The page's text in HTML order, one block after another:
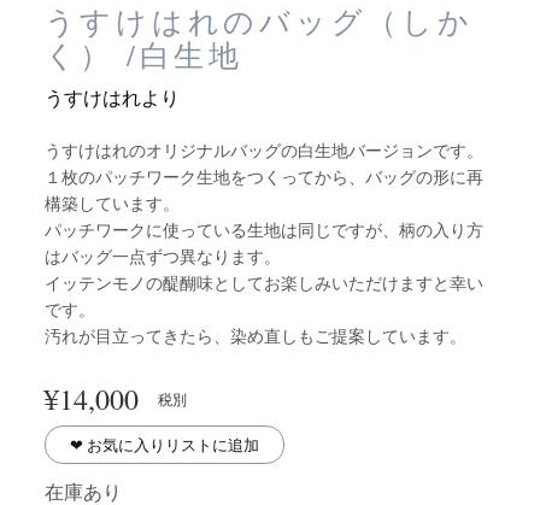
うすけはれのバッグ（しか
く） /白生地
うすけはれより
うすけはれのオリジナルバッグの白生地バージョンです。
１枚のパッチワーク生地をつくってから、バッグの形に再
構築しています。
パッチワークに使っている生地は同じですが、柄の入り方
はバッグ一点ずつ異なります。
イッテンモノの醍醐味としてお楽しみいただけますと幸い
です。
汚れが目立ってきたら、染め直しもご提案しています。
¥14,000 税別
❤︎ お気に入りリストに追加
在庫あり